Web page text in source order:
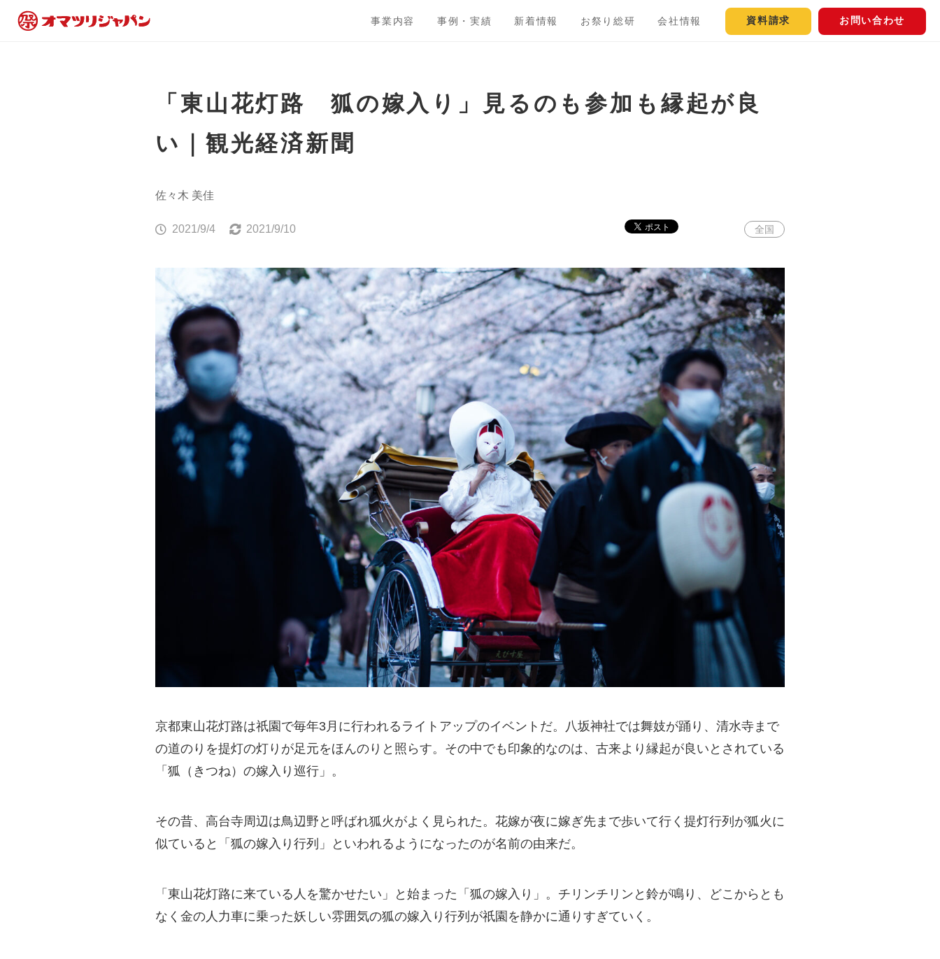
事業内容 事例・実績 新着情報 お祭り総研 会社情報 資料請求 お問い合わせ
「東山花灯路 狐の嫁入り」見るのも参加も縁起が良
い｜観光経済新聞
佐々木 美佳
2021/9/4 2021/9/10 全国
京都東山花灯路は祇園で毎年3月に行われるライトアップのイベントだ。八坂神社では舞妓が踊り、清水寺まで
の道のりを提灯の灯りが足元をほんのりと照らす。その中でも印象的なのは、古来より縁起が良いとされている
「狐（きつね）の嫁入り巡行」。
その昔、高台寺周辺は鳥辺野と呼ばれ狐火がよく見られた。花嫁が夜に嫁ぎ先まで歩いて行く提灯行列が狐火に
似ていると「狐の嫁入り行列」といわれるようになったのが名前の由来だ。
「東山花灯路に来ている人を驚かせたい」と始まった「狐の嫁入り」。チリンチリンと鈴が鳴り、どこからとも
なく金の人力車に乗った妖しい雰囲気の狐の嫁入り行列が祇園を静かに通りすぎていく。